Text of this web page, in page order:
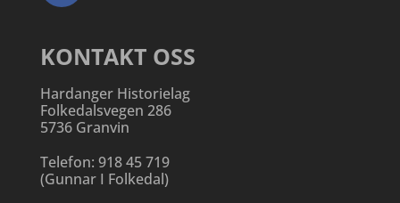
KONTAKT OSS
Hardanger Historielag
Folkedalsvegen 286
5736 Granvin
Telefon: 918 45 719
(Gunnar I Folkedal)